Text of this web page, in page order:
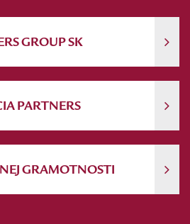
GROUP SK
PARTNERS
GRAMOTNOSTI